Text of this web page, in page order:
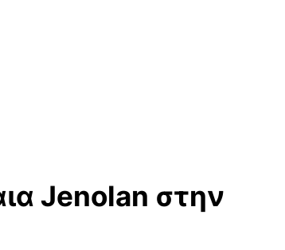
Jenolan στην